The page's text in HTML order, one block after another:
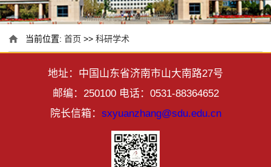
当前位置:首页 >>科研学术
地址：中国山东省济南市山大南路27号
邮编：250100 电话：0531-88364652
院长信箱： sxyuanzhang@sdu.edu.cn